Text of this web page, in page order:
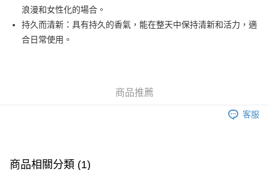
PayMe
WeChat Pay
銀行匯款 請將存款存到以下銀行帳戶，並於存款單據寫上訂單編號後電郵至
eshop@colourmix-cosmetics.com** **我們不會處理沒有提供存款單據的訂
單。 如果訂購後七個工作天內我們未能收到有關存款，有關訂單將被取消。
付款後順豐站及營業點取貨
浪漫和女性化的場合。
持久而清新：具有持久的香氣，能在整天中保持清新和活力，適
合日常使用。
商品推薦
客服
商品相關分類 (1)